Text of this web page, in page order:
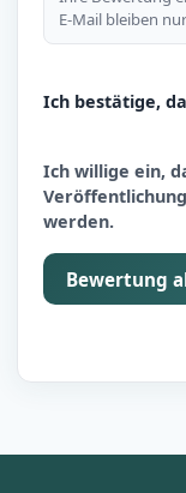
E-Mail bleiben
Ich bestätige,
Ich willige ein,
werden.
Bewertung